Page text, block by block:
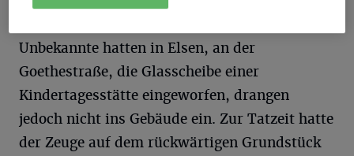
Unbekannte hatten in Elsen, an der
Goethestraße, die Glasscheibe einer
Kindertagesstätte eingeworfen, drangen
jedoch nicht ins Gebäude ein. Zur Tatzeit hatte
der Zeuge auf dem rückwärtigen Grundstück